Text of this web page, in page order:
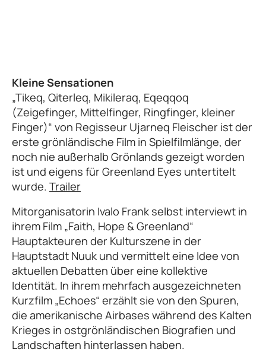
Kleine Sensationen
„Tikeq, Qiterleq, Mikileraq, Eqeqqoq
(Zeigefinger, Mittelfinger, Ringfinger, kleiner
Finger)“ von Regisseur Ujarneq Fleischer ist der
erste grönländische Film in Spielfilmlänge, der
noch nie außerhalb Grönlands gezeigt worden
ist und eigens für Greenland Eyes untertitelt
wurde. Trailer
Mitorganisatorin Ivalo Frank selbst interviewt in
ihrem Film „Faith, Hope & Greenland“
Hauptakteuren der Kulturszene in der
Hauptstadt Nuuk und vermittelt eine Idee von
aktuellen Debatten über eine kollektive
Identität. In ihrem mehrfach ausgezeichneten
Kurzfilm „Echoes“ erzählt sie von den Spuren,
die amerikanische Airbases während des Kalten
Krieges in ostgrönländischen Biografien und
Landschaften hinterlassen haben.